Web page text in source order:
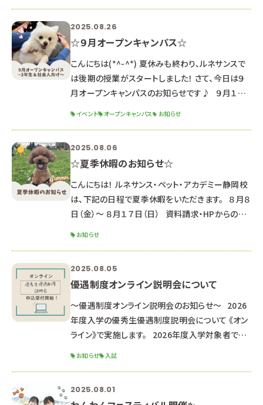
する方はご相談ください。 （平日に実施いたします）
〇時間〇 ９：００～１８：００ →希望の開始時間を
教えてください！ 担当の先生とスケジュール調整を
して、お返事します。 〇内容〇 学科説明/入試説
明/校舎見学/質疑応答/保
2025.08.26
☆９月オープンキャンパス☆
こんにちは(*^-^*) 夏休みも終わり、ルネサンスで
は後期の授業がスタートしました！ さて、今日は９
月オープンキャンパスのお知らせです♪ ９月１３
座で、第１回推薦・一般入試に備えよう！◎ ▼動物
看護師科 エコー検査を体験してみよう！＆リハビリ
テーション中級編 ▼ペットエステ
イベント オープンキャンパス お知らせ
2025.08.06
☆夏季休暇のお知らせ☆
こんにちは！ ルネサンス・ペット・アカデミー静岡校
は、下記の日程で夏季休暇をいただきます。 ８月８
日（金）～ ８月１７日（日） 資料請求・HPからのお
ンパス申し込み LINEでのお問合せ・オープンキャン
パス申し込み 返信が遅くなる可能性もあります
が、ご了承ください。 夏休み中の８月２３日(土)に、
オー
お知らせ
2025.08.05
優遇制度オンライン説明会について
～優遇制度オンライン説明会のお知らせ～ 2026
年度入学の優秀生優遇制度説明会について 《オン
ライン》で実施します。 2026年度入学対象者で優
説明会内容■ 優秀生優遇制度（特待生・通学支援
お知らせ 入試
2025.08.01